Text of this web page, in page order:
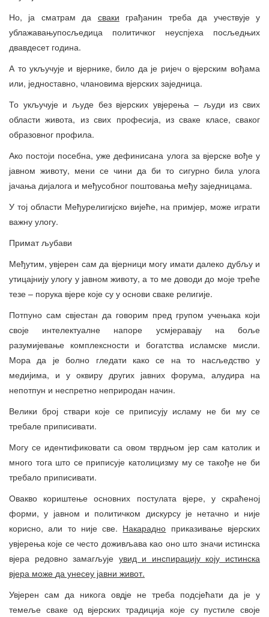
Но, ја сматрам да сваки грађанин треба да учествује у
ублажавањупосљедица политичког неуспјеха посљедњих
двавдесет година.
А то укључује и вјернике, било да је ријеч о вјерским вођама
или, једноставно, члановима вјерских заједница.
То укључује и људе без вјерских увјерења – људи из свих
области живота, из свих професија, из сваке класе, сваког
образовног профила.
Ако постоји посебна, уже дефинисана улога за вјерске вође у
јавном животу, мени се чини да би то сигурно била улога
јачања дијалога и међусобног поштовања међу заједницама.
У тој области Међурелигијско вијеће, на примјер, може играти
важну улогу.
Примат љубави
Међутим, увјерен сам да вјерници могу имати далеко дубљу и
утицајнију улогу у јавном животу, а то ме доводи до моје треће
тезе – порука вјере које су у основи сваке религије.
Потпуно сам свјестан да говорим пред групом учењака који
своје интелектуалне напоре усмјеравају на боље
разумијевање комплексности и богатства исламске мисли.
Мора да је болно гледати како се на то насљедство у
медијима, и у оквиру других јавних форума, алудира на
непотпун и неспретно неприродан начин.
Велики број ствари које се приписују исламу не би му се
требале приписивати.
Могу се идентификовати са овом тврдњом јер сам католик и
много тога што се приписује католицизму му се такође не би
требало приписивати.
Овакво кориштење основних постулата вјере, у скраћеној
форми, у јавном и политичком дискурсу је нетачно и није
корисно, али то није све. Накарадно приказивање вјерских
увјерења које се често доживљава као оно што значи истинска
вјера редовно замагљује увид и инспирацију коју истинска
вјера може да унесеу јавни живот.
Увјерен сам да никога овдје не треба подсјећати да је у
темеље сваке од вјерских традиција које су пустиле своје